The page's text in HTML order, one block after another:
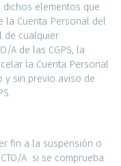
dichos elementos que
la Cuenta Personal del
de cualquier
A de las CGPS, la
la Cuenta Personal
y sin previo aviso de
fin a la suspensión o
A si se comprueba